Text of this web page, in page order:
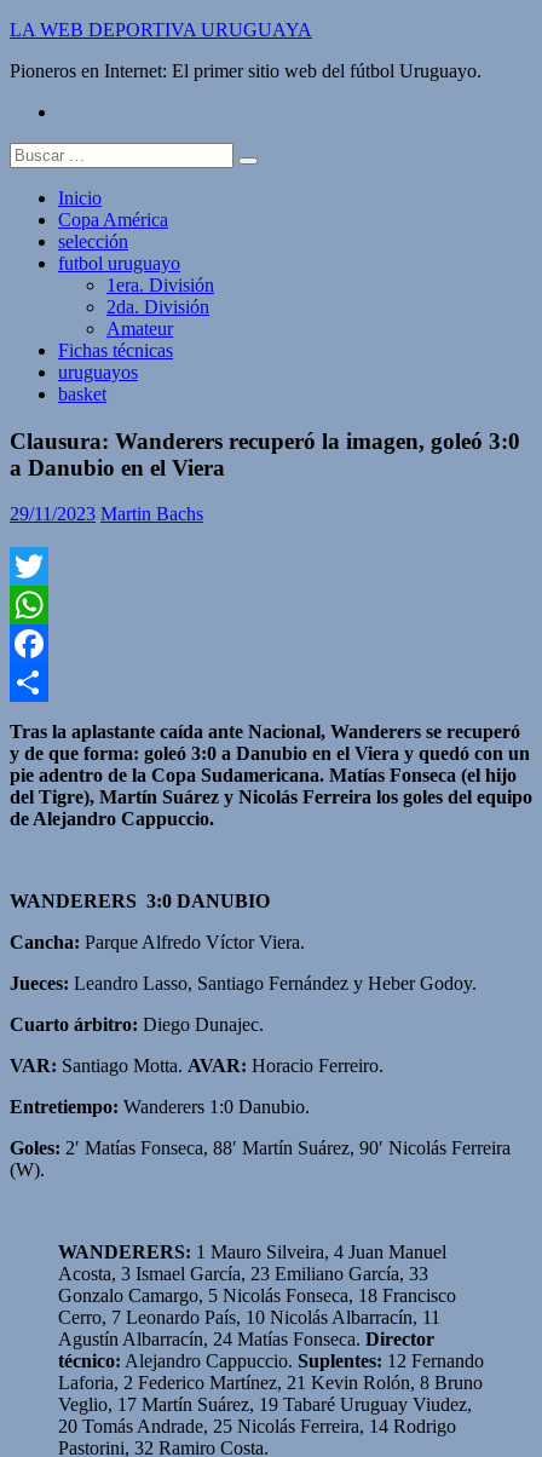
Saltar
contenido
LA WEB DEPORTIVA URUGUAYA
Pioneros en Internet: El primer sitio web del fútbol Uruguayo.
Buscar:
Inicio
Copa América
selección
futbol uruguayo
1era. División
2da. División
Amateur
Fichas técnicas
uruguayos
basket
Clausura: Wanderers recuperó la imagen, goleó 3:0
a Danubio en el Viera
29/11/2023 Martin Bachs
Twitter
WhatsApp
Facebook
Compartir
Tras la aplastante caída ante Nacional, Wanderers se recuperó
y de que forma: goleó 3:0 a Danubio en el Viera y quedó con un
pie adentro de la Copa Sudamericana. Matías Fonseca (el hijo
del Tigre), Martín Suárez y Nicolás Ferreira los goles del equipo
de Alejandro Cappuccio.
WANDERERS 3:0 DANUBIO
Cancha: Parque Alfredo Víctor Viera.
Jueces: Leandro Lasso, Santiago Fernández y Heber Godoy.
Cuarto árbitro: Diego Dunajec.
VAR: Santiago Motta. AVAR: Horacio Ferreiro.
Entretiempo: Wanderers 1:0 Danubio.
Goles: 2′ Matías Fonseca, 88′ Martín Suárez, 90′ Nicolás Ferreira
(W).
WANDERERS: 1 Mauro Silveira, 4 Juan Manuel
Acosta, 3 Ismael García, 23 Emiliano García, 33
Gonzalo Camargo, 5 Nicolás Fonseca, 18 Francisco
Cerro, 7 Leonardo País, 10 Nicolás Albarracín, 11
Agustín Albarracín, 24 Matías Fonseca. Director
técnico: Alejandro Cappuccio. Suplentes: 12 Fernando
Laforia, 2 Federico Martínez, 21 Kevin Rolón, 8 Bruno
Veglio, 17 Martín Suárez, 19 Tabaré Uruguay Viudez,
20 Tomás Andrade, 25 Nicolás Ferreira, 14 Rodrigo
Pastorini, 32 Ramiro Costa.